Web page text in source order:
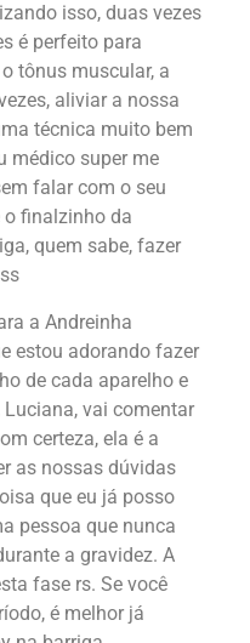
isso, duas vezes
é perfeito para
tônus muscular, a
aliviar a nossa
técnica muito bem
médico super me
falar com o seu
o finalzinho da
quem sabe, fazer
a Andreinha
estou adorando fazer
de cada aparelho e
vai comentar
certeza, ela é a
as nossas dúvidas
que eu já posso
pessoa que nunca
a gravidez. A
fase rs. Se você
é melhor já